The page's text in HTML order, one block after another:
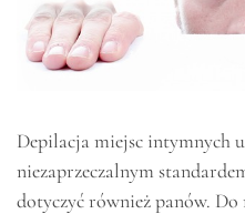
Depilacja miejsc intymnych
niezaprzeczalnym
dotyczyć również panów.